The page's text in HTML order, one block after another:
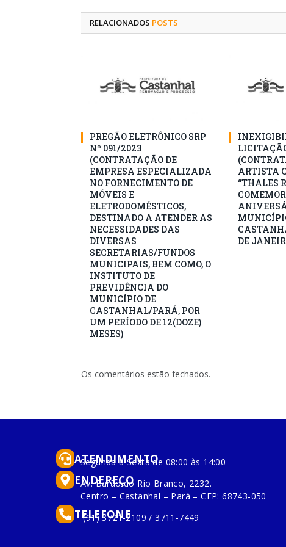
RELACIONADOS POSTS
PREGÃO ELETRÔNICO SRP
Nº 091/2023
(CONTRATAÇÃO DE
EMPRESA ESPECIALIZADA
NO FORNECIMENTO DE
MÓVEIS E
ELETRODOMÉSTICOS,
DESTINADO A ATENDER AS
NECESSIDADES DAS
DIVERSAS
SECRETARIAS/FUNDOS
MUNICIPAIS, BEM COMO, O
INSTITUTO DE
PREVIDÊNCIA DO
MUNICÍPIO DE
CASTANHAL/PARÁ, POR
UM PERÍODO DE 12(DOZE)
MESES)
ARTISTA
“THALES
DE
Os comentários estão fechados.
ATENDIMENTO
Segunda à Sexta de 08:00 às 14:00
ENDEREÇO
Av. Barão do Rio Branco, 2232.
Centro – Castanhal – Pará – CEP: 68743-050
TELEFONE
(91) 3721-2109 / 3711-7449